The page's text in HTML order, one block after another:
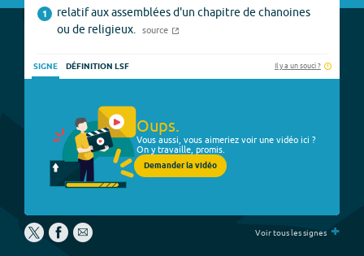
1
relatif aux assemblées d'un chapitre de chanoines
ou de religieux.
source
SIGNE DÉFINITION LSF Il y a un souci ?
Oups.
Vous aussi, vous aimeriez voir une vidéo ici ?
On y travaille, promis.
Demander la vidéo
Voir tous les signes +